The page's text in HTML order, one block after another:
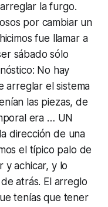
la furgo.
por cambiar un
fue llamar a
sábado sólo
No hay
arreglar el sistema
las piezas, de
era … UN
dirección de una
el típico palo de
y achicar, y lo
atrás. El arreglo
tenías que tener